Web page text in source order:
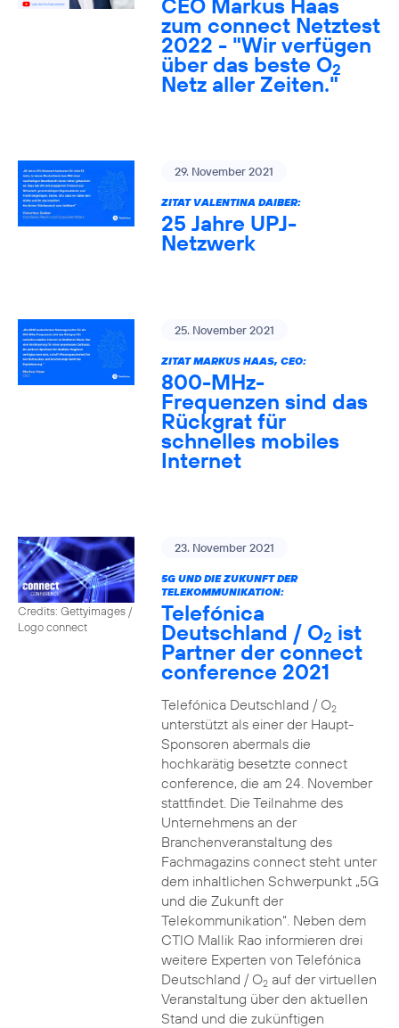
CEO Markus Haas
zum connect Netztest
2022 - "Wir verfügen
über das beste O2
Netz aller Zeiten."
29. November 2021
ZITAT VALENTINA DAIBER:
25 Jahre UPJ-
Netzwerk
25. November 2021
ZITAT MARKUS HAAS, CEO:
800-MHz-
Frequenzen sind das
Rückgrat für
schnelles mobiles
Internet
Credits: Gettyimages /
Logo connect
23. November 2021
5G UND DIE ZUKUNFT DER
TELEKOMMUNIKATION:
Telefónica
Deutschland / O2 ist
Partner der connect
conference 2021
Telefónica Deutschland / O2
unterstützt als einer der Haupt-
Sponsoren abermals die
hochkarätig besetzte connect
conference, die am 24. November
stattfindet. Die Teilnahme des
Unternehmens an der
Branchenveranstaltung des
Fachmagazins connect steht unter
dem inhaltlichen Schwerpunkt „5G
und die Zukunft der
Telekommunikation“. Neben dem
CTIO Mallik Rao informieren drei
weitere Experten von Telefónica
Deutschland / O2auf der virtuellen
Veranstaltung über den aktuellen
Stand und die zukünftigen